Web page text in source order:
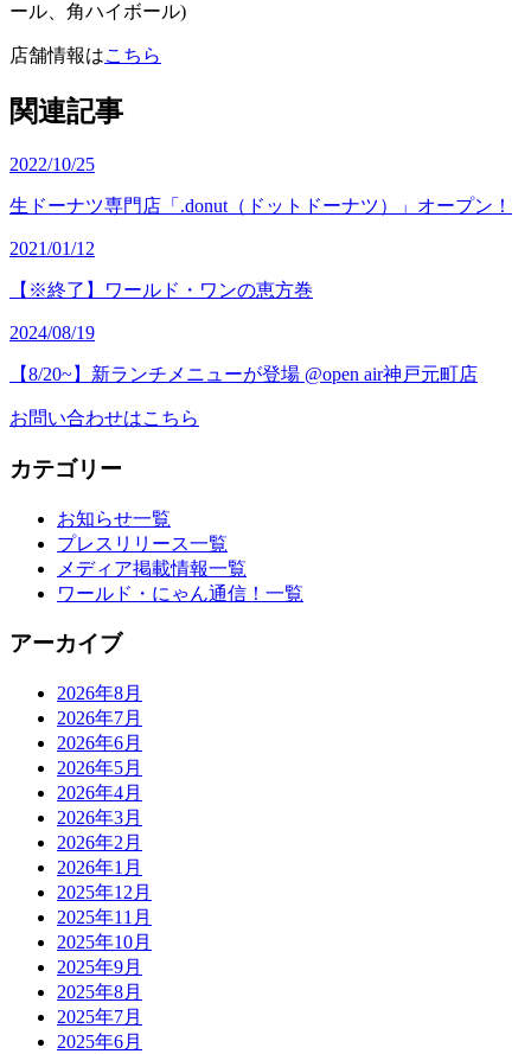
ール、角ハイボール)
店舗情報はこちら
関連記事
2022/10/25
生ドーナツ専門店「.donut（ドットドーナツ）」オープン！
2021/01/12
【※終了】ワールド・ワンの恵方巻
2024/08/19
【8/20~】新ランチメニューが登場 @open air神戸元町店
お問い合わせはこちら
カテゴリー
お知らせ一覧
プレスリリース一覧
メディア掲載情報一覧
ワールド・にゃん通信！一覧
アーカイブ
2026年8月
2026年7月
2026年6月
2026年5月
2026年4月
2026年3月
2026年2月
2026年1月
2025年12月
2025年11月
2025年10月
2025年9月
2025年8月
2025年7月
2025年6月